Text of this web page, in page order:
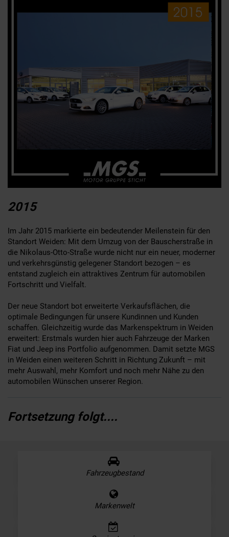
2015
Im Jahr 2015 markierte ein bedeutender Meilenstein für den
Standort Weiden: Mit dem Umzug von der Bauscherstraße in
die Nikolaus-Otto-Straße wurde nicht nur ein neuer, moderner
und verkehrsgünstig gelegener Standort bezogen – es
entstand zugleich ein attraktives Zentrum für automobilen
Fortschritt und Vielfalt.
Der neue Standort bot erweiterte Verkaufsflächen, die
optimale Bedingungen für unsere Kundinnen und Kunden
schaffen. Gleichzeitig wurde das Markenspektrum in Weiden
erweitert: Erstmals wurden hier auch Fahrzeuge der Marken
Fiat und Jeep ins Portfolio aufgenommen. Damit setzte MGS
in Weiden einen weiteren Schritt in Richtung Zukunft – mit
mehr Auswahl, mehr Komfort und noch mehr Nähe zu den
automobilen Wünschen unserer Region.
Fortsetzung folgt....
Fahrzeugbestand
Markenwelt